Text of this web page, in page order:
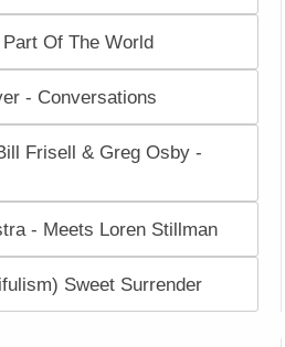
Of The World
- Conversations
Frisell & Greg Osby -
- Meets Loren Stillman
Sweet Surrender